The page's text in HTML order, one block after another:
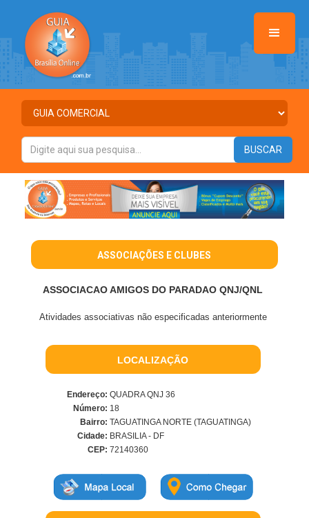
ASSOCIAÇÕES E CLUBES
ASSOCIACAO AMIGOS DO PARADAO QNJ/QNL
Atividades associativas não especificadas anteriormente
LOCALIZAÇÃO
Endereço: QUADRA QNJ 36
Número: 18
Bairro: TAGUATINGA NORTE (TAGUATINGA)
Cidade: BRASILIA - DF
CEP: 72140360